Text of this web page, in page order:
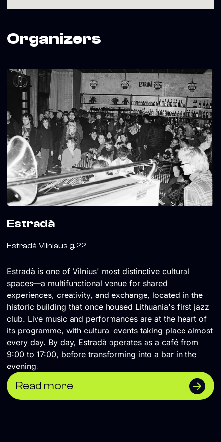
Organizers
Estradà
Estradà. Vilniaus g. 22
Estradà is one of Vilnius' most distinctive cultural
spaces—a multifunctional venue for shared
experiences, creativity, and exchange, located in the
historic building that once housed Lithuania's first jazz
club. Live music and performances are at the heart of
its programme, with cultural events taking place almost
every day. By day, Estradà operates as a café from
9:00 to 17:00, before transforming into a bar in the
evening.
Read more